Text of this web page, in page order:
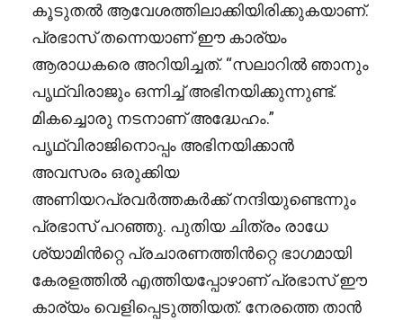
കൂടുതൽ ആവേശത്തിലാക്കിയിരിക്കുകയാണ്.
പ്രഭാസ് തന്നെയാണ് ഈ കാര്യം
ആരാധകരെ അറിയിച്ചത്. “സലാറിൽ ഞാനും
പൃഥ്വിരാജും ഒന്നിച്ച് അഭിനയിക്കുന്നുണ്ട്.
മികച്ചൊരു നടനാണ് അദ്ധേഹം.”
പൃഥ്വിരാജിനൊപ്പം അഭിനയിക്കാൻ
അവസരം ഒരുക്കിയ
അണിയറപ്രവർത്തകർക്ക് നന്ദിയുണ്ടെന്നും
പ്രഭാസ് പറഞ്ഞു. പുതിയ ചിത്രം രാധേ
ശ്യാമിൻറ്റെ പ്രചാരണത്തിൻറ്റെ ഭാഗമായി
കേരളത്തിൽ എത്തിയപ്പോഴാണ് പ്രഭാസ് ഈ
കാര്യം വെളിപ്പെടുത്തിയത്. നേരത്തെ താൻ